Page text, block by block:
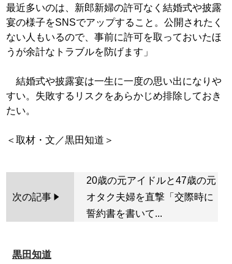
最近多いのは、新郎新婦の許可なく結婚式や披露
宴の様子をSNSでアップすること。公開されたく
ない人もいるので、事前に許可を取っておいたほ
うが余計なトラブルを防げます」
結婚式や披露宴は一生に一度の思い出になりや
すい。失敗するリスクをあらかじめ排除しておき
たい。
次の記事
20歳の元アイドルと47歳の元
オタク夫婦を直撃「交際時に
誓約書を書いて...
黒田知道